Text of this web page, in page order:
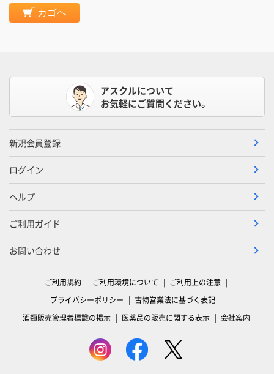
カゴへ
アスクルについて
お気軽にご質問ください。
新規会員登録
ログイン
ヘルプ
ご利用ガイド
お問い合わせ
ご利用規約 ご利用環境について
ご利用上の注意
プライバシーポリシー
古物営業法に基づく表記
酒類販売管理者標識の掲示
医薬品の販売に関する表示 会社案内